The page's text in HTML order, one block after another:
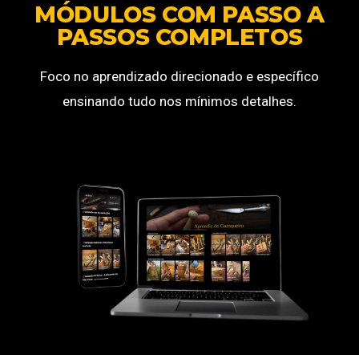
MÓDULOS COM PASSO A
PASSOS COMPLETOS
Foco no aprendizado direcionado e específico
ensinando tudo nos mínimos detalhes.